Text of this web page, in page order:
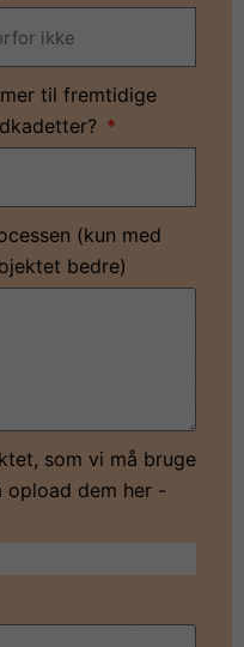
til fremtidige
(kun med
bedre)
som vi må bruge
opload dem her -